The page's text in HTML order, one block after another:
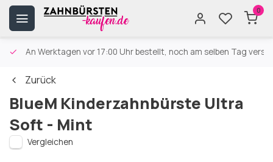
0
An Werktagen vor 17:00 Uhr bestellt, noch am selben Tag
Zurück
BlueM Kinderzahnbürste Ultra
Soft - Mint
Vergleichen